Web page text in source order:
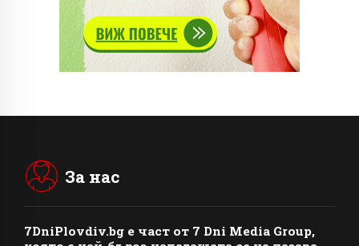
За нас
7DniPlovdiv.bg e част от 7 Dni Media Group,